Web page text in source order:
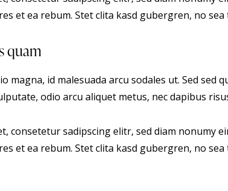
et ea rebum. Stet clita kasd gubergren, no
quam
magna, id malesuada arcu sodales ut. Sed
odio arcu aliquet metus, nec dapibus
consetetur sadipscing elitr, sed diam nonumy
et ea rebum. Stet clita kasd gubergren, no